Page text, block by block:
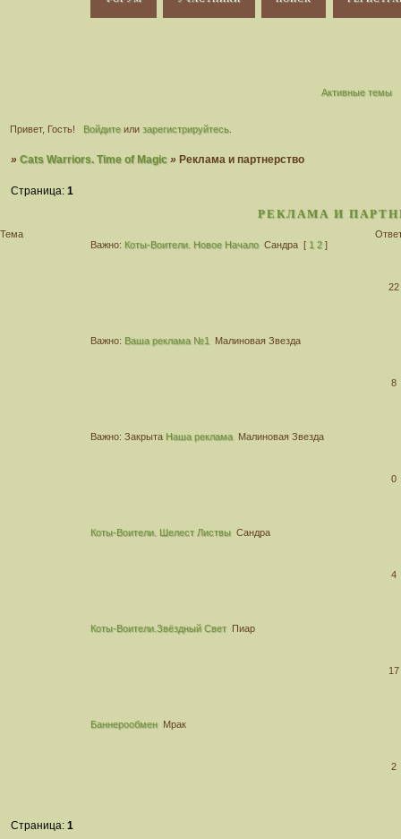
Активные темы
Привет, Гость! Войдитеили зарегистрируйтесь.
»Cats Warriors. Time of Magic »Реклама и партнерство
РЕКЛАМА И
Страница:1
Тема
Важно: Коты-Воители. Новое Начало Сандра [ 1 2 ]
22
Важно: Ваша реклама №1 Малиновая Звезда
8
Важно: Закрыта Наша реклама Малиновая Звезда
0
Коты-Воители. Шелест Листвы Сандра
4
Коты-Воители.Звёздный Свет Пиар
17
Баннерообмен Мрак
2
Страница:1